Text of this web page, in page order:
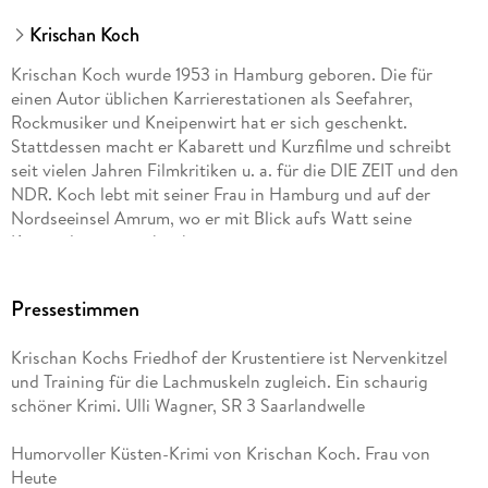
Krischan Koch
Krischan Koch wurde 1953 in Hamburg geboren. Die für
einen Autor üblichen Karrierestationen als Seefahrer,
Rockmusiker und Kneipenwirt hat er sich geschenkt.
Stattdessen macht er Kabarett und Kurzfilme und schreibt
seit vielen Jahren Filmkritiken u. a. für die DIE ZEIT und den
NDR. Koch lebt mit seiner Frau in Hamburg und auf der
Nordseeinsel Amrum, wo er mit Blick aufs Watt seine
Kriminalromane schreibt.
Pressestimmen
Krischan Kochs Friedhof der Krustentiere ist Nervenkitzel
und Training für die Lachmuskeln zugleich. Ein schaurig
schöner Krimi. Ulli Wagner, SR 3 Saarlandwelle
Humorvoller Küsten-Krimi von Krischan Koch. Frau von
Heute